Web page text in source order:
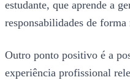
estudante, que aprende a
responsabilidades de
Outro ponto positivo é a
experiência profissional